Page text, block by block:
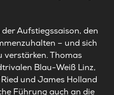
Aufstiegssaison, den
– und sich
verstärken. Thomas
Blau-Weiß Linz,
und James Holland
Führung auch an die